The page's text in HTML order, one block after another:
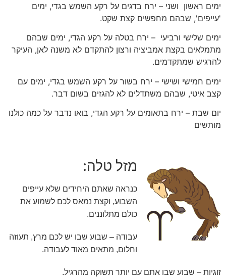
ימים ראשון ושני – ירח בדגים על רקע השמש בגדי, ימים
'עייפים', שבהם מחפשים קצת שקט.
ימים שלישי ורביעי – ירח בטלה על רקע הגדי, ימים שבהם
מתמלאים בקצת אמביציה ורצון להתקדם לא משנה לאן, העיקר
להרגיש שמתקדמים.
ימים חמישי ושישי – ירח בשור על רקע השמש בגדי, ימים עם
קצב איטי, שבהם משתדלים לא להגזים בשום דבר.
יום שבת – ירח בתאומים על רקע הגדי, בואו נדבר על כמה כולנו
מותשים
מזל טלה:
כנראה שאתם היחידים שלא עייפים
השבוע, וקצת נמאס לכם לשמוע את
כולם מתלוננים.
עבודה – שבוע שבו יש לכם מרץ, תעוזה
וחלום, מתאים מאוד לעבודה.
זוגיות – שבוע שבו אתם עם יותר תשוקה מהרגיל.